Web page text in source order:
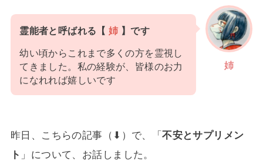
姉
霊能者と呼ばれる【姉 】です
幼い頃からこれまで多くの方を霊視し
てきました。私の経験が、皆様のお力
になれれば嬉しいです
昨日、こちらの記事（⬇）で、「不安とサプリメン
ト 」について、お話しました。